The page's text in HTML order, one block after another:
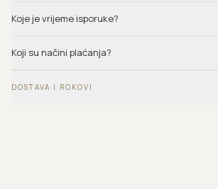
Koje je vrijeme isporuke?
Koji su načini plaćanja?
DOSTAVA I ROKOVI